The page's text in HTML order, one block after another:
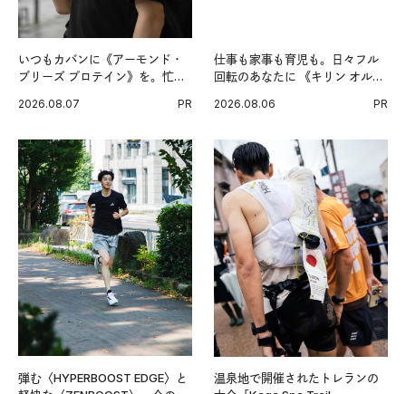
いつもカバンに《アーモンド・
ブリーズ プロテイン》を。忙し
グ習慣。
2026.08.07 PR
仕事も家事も育児も。日々フル
回転のあなたに 《キリン オルニ
2026.08.06 PR
弾む〈HYPERBOOST EDGE〉と
温泉地で開催されたトレランの